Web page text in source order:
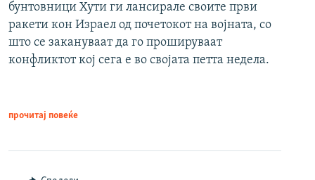
бунтовници Хути ги лансирале своите први
ракети кон Израел од почетокот на војната, со
што се закануваат да го прошируваат
конфликтот кој сега е во својата петта недела.
прочитај повеќе